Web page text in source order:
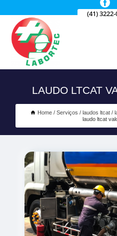
(41)
LAUDO LTCAT
Home Serviços laudos ltcat
laudo ltcat